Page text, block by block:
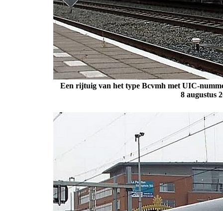
Een rijtuig van het type Bcvmh met UIC-
8 augustus